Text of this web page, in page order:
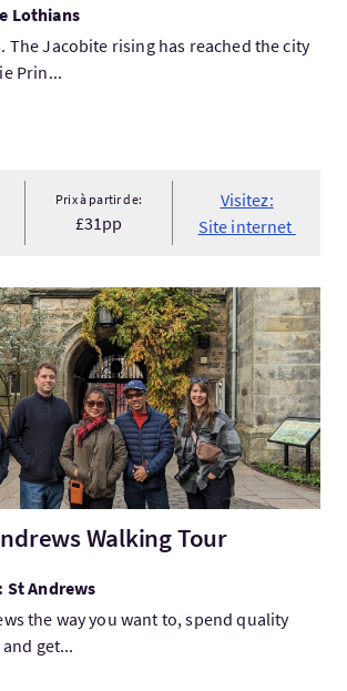
Lothians
The Jacobite rising has reached the city
Prin...
Prix à partir de:
£31pp
Visitez:
Site internet
Andrews Walking Tour
Walking Tour
St Andrews
the way you want to, spend quality
get...